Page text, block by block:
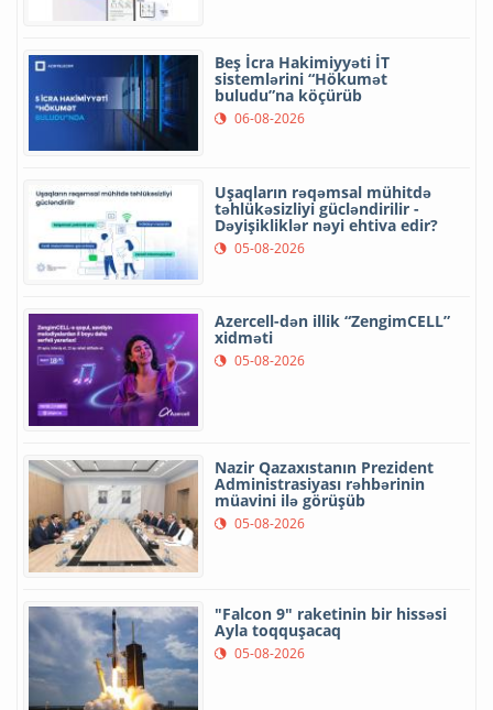
Beş İcra Hakimiyyəti İT
sistemlərini “Hökumət
buludu”na köçürüb
06-08-2026
Uşaqların rəqəmsal mühitdə
təhlükəsizliyi gücləndirilir -
Dəyişikliklər nəyi ehtiva edir?
05-08-2026
Azercell-dən illik “ZengimCELL”
xidməti
05-08-2026
Nazir Qazaxıstanın Prezident
Administrasiyası rəhbərinin
müavini ilə görüşüb
05-08-2026
"Falcon 9" raketinin bir hissəsi
Ayla toqquşacaq
05-08-2026